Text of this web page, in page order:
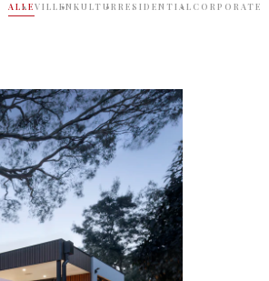
ALLEVILLENKULTUR RESIDENTIAL CORPORATE